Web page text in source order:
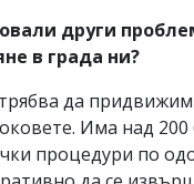
други
в града ни?
да
Има над 200
процедури по